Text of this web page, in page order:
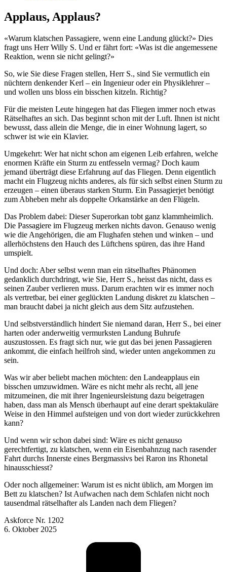
Applaus, Applaus?
«Warum klatschen Passagiere, wenn eine Landung glückt?» Dies
fragt uns Herr Willy S. Und er fährt fort: «Was ist die angemessene
Reaktion, wenn sie nicht gelingt?»
So, wie Sie diese Fragen stellen, Herr S., sind Sie vermutlich ein
nüchtern denkender Kerl – ein Ingenieur oder ein Physiklehrer –
und wollen uns bloss ein bisschen kitzeln. Richtig?
Für die meisten Leute hingegen hat das Fliegen immer noch etwas
Rätselhaftes an sich. Das beginnt schon mit der Luft. Ihnen ist nicht
bewusst, dass allein die Menge, die in einer Wohnung lagert, so
schwer ist wie ein Klavier.
Umgekehrt: Wer hat nicht schon am eigenen Leib erfahren, welche
enormen Kräfte ein Sturm zu entfesseln vermag? Doch kaum
jemand überträgt diese Erfahrung auf das Fliegen. Denn eigentlich
macht ein Flugzeug nichts anderes, als für sich selbst einen Sturm zu
erzeugen – einen überaus starken Sturm. Ein Passagierjet benötigt
zum Abheben mehr als doppelte Orkanstärke an den Flügeln.
Das Problem dabei: Dieser Superorkan tobt ganz klammheimlich.
Die Passagiere im Flugzeug merken nichts davon. Genauso wenig
wie die Angehörigen, die am Flughafen stehen und winken – und
allerhöchstens den Hauch des Lüftchens spüren, das ihre Hand
umspielt.
Und doch: Aber selbst wenn man ein rätselhaftes Phänomen
gedanklich durchdringt, wie Sie, Herr S., heisst das nicht, dass es
seinen Zauber verlieren muss. Darum erachten wir es immer noch
als vertretbar, bei einer geglückten Landung diskret zu klatschen –
man braucht dabei ja nicht gleich aus dem Sitz aufzustehen.
Und selbstverständlich hindert Sie niemand daran, Herr S., bei einer
harten oder anderweitig vermurksten Landung Buhrufe
auszustossen. Es fragt sich nur, wie gut das bei jenen Passagieren
ankommt, die einfach heilfroh sind, wieder unten angekommen zu
sein.
Was wir aber beliebt machen möchten: den Landeapplaus ein
bisschen umzuwidmen. Wäre es nicht mehr als recht, all jene
mitzumeinen, die mit ihrer Ingenieursleistung dazu beigetragen
haben, dass man als Mensch überhaupt auf eine derart spektakuläre
Weise in den Himmel aufsteigen und von dort wieder zurückkehren
kann?
Und wenn wir schon dabei sind: Wäre es nicht genauso
gerechtfertigt, zu klatschen, wenn ein Eisenbahnzug nach rasender
Fahrt durchs Innerste eines Bergmassivs bei Raron ins Rhonetal
hinausschiesst?
Oder noch allgemeiner: Warum ist es nicht üblich, am Morgen im
Bett zu klatschen? Ist Aufwachen nach dem Schlafen nicht noch
tausendmal rätselhafter als Landen nach dem Fliegen?
Askforce Nr. 1202
6. Oktober 2025